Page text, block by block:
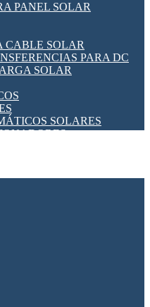
PANEL SOLAR
CABLE SOLAR
PARA DC
SOLAR
SOLARES
SPDS PARA